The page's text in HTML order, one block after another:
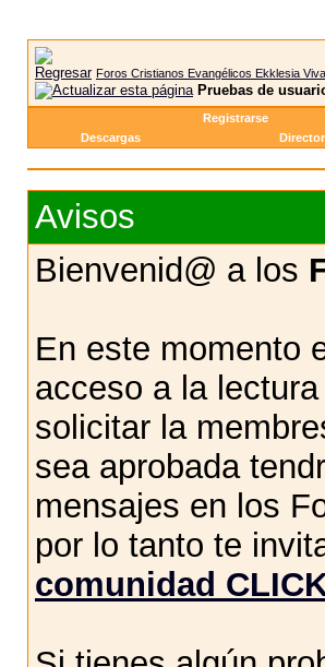
Foros Cristianos Evangélicos Ekklesia Viva
Pruebas de
Registrarse
Descargas
Avisos
Bienvenid@ a los
En este momento
acceso a la
solicitar la
sea aprobada
mensajes en los
por lo tanto te
comunidad